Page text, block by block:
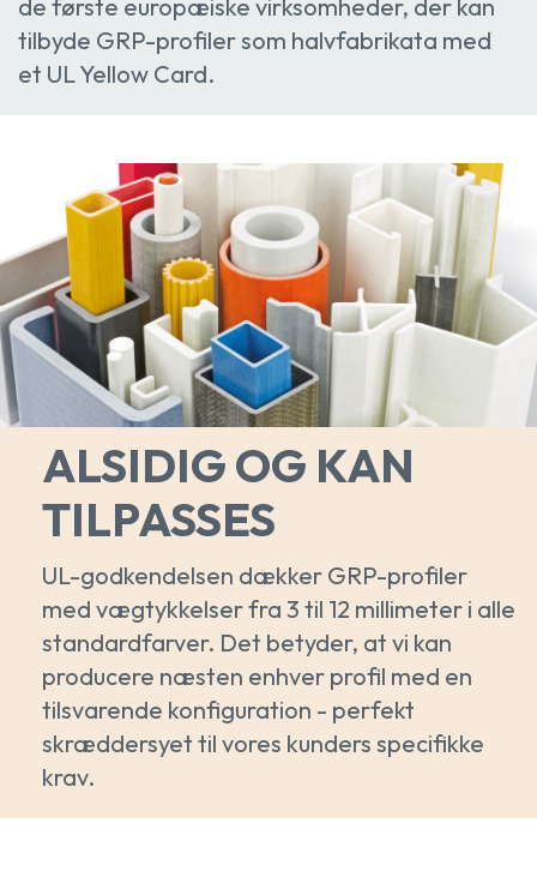
de første europæiske virksomheder, der kan
tilbyde GRP-profiler som halvfabrikata med
et UL Yellow Card.
ALSIDIG OG KAN
TILPASSES
UL-godkendelsen dækker GRP-profiler
med vægtykkelser fra 3 til 12 millimeter i alle
standardfarver. Det betyder, at vi kan
producere næsten enhver profil med en
tilsvarende konfiguration - perfekt
skræddersyet til vores kunders specifikke
krav.